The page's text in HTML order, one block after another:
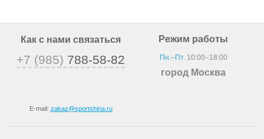
Как с нами связаться
+7 (985) 788-58-82
E-mail: zakaz@sportshina.ru
Режим работы
Пн.–Пт.10:00–18:00
город Москва